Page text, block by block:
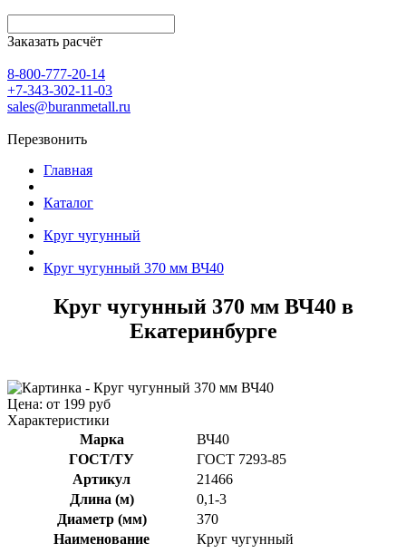
Заказать расчёт
8-800-777-20-14
+7-343-302-11-03
sales@buranmetall.ru
Перезвонить
Главная
Каталог
Круг чугунный
Круг чугунный 370 мм ВЧ40
Круг чугунный 370 мм ВЧ40 в
Екатеринбурге
Цена: от 199 руб
Характеристики
Марка
ВЧ40
ГОСТ/ТУ
ГОСТ 7293-85
Артикул
21466
Длина (м)
0,1-3
Диаметр (мм)
370
Наименование
Круг чугунный